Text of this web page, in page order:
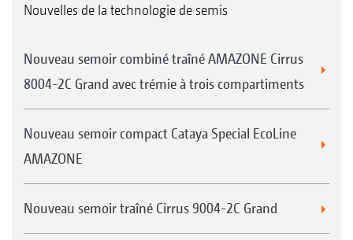
Nouvelles de la technologie de semis
Nouveau semoir combiné traîné AMAZONE Cirrus
8004-2C Grand avec trémie à trois compartiments
Nouveau semoir compact Cataya Special EcoLine
AMAZONE
Nouveau semoir traîné Cirrus 9004-2C Grand